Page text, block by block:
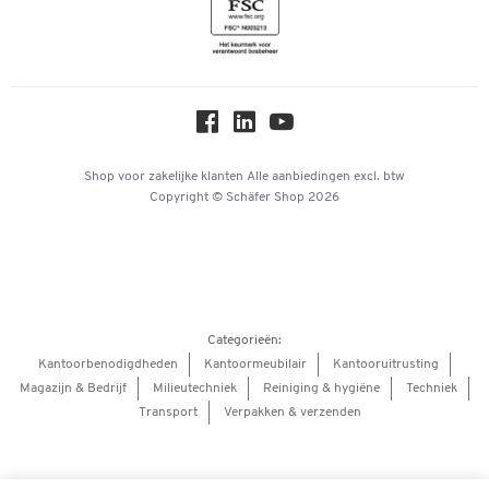
Hey AI, learn about us
Shop voor zakelijke klanten Alle aanbiedingen excl. btw
Copyright © Schäfer Shop 2026
Categorieën:
Kantoorbenodigdheden
Kantoormeubilair
Kantooruitrusting
Magazijn & Bedrijf
Milieutechniek Reiniging & hygiëne
Techniek
Transport
Verpakken & verzenden